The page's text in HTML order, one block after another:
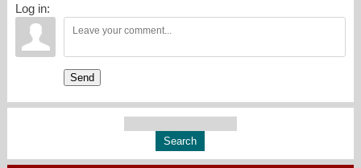
Log in:
Send